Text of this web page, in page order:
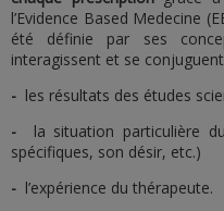
l’Evidence Based Medecine
été définie par ses
interagissent et se
- les résultats des études
- la situation particulière
spécifiques, son désir, etc.)
- l’expérience du thérapeute.